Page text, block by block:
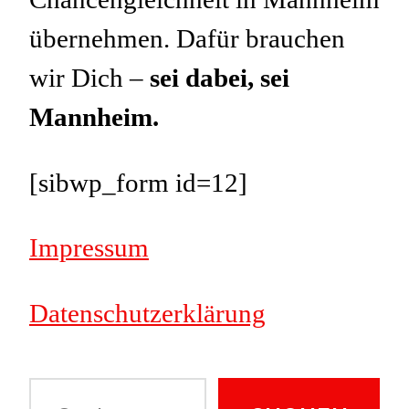
übernehmen. Dafür brauchen
wir Dich –sei dabei, sei
Mannheim.
[sibwp_form id=12]
Impressum
Datenschutzerklärung